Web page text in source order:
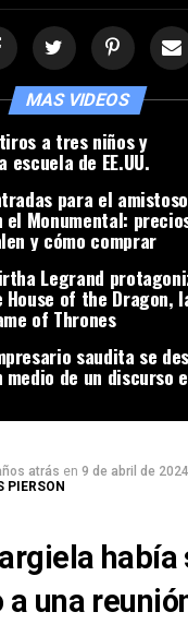
MAS VIDEOS
a tres niños y
de EE.UU.
para el
el Monumental:
y cómo comprar
Legrand
House of the Dragon,
of Thrones
saudita se
medio de un discurso
atrás en 9 de abril de 2024
PIERSON
había
una